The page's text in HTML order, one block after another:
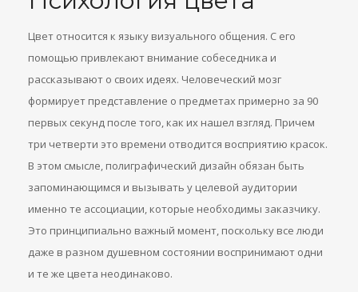
Цвет относится к языку визуального общения. С его
помощью привлекают внимание собеседника и
рассказывают о своих идеях. Человеческий мозг
формирует представление о предметах примерно за 90
первых секунд после того, как их нашел взгляд. Причем
три четверти это времени отводится восприятию красок.
В этом смысле, полиграфический дизайн обязан быть
запоминающимся и вызывать у целевой аудитории
именно те ассоциации, которые необходимы заказчику.
Это принципиально важный момент, поскольку все люди
даже в разном душевном состоянии воспринимают одни
и те же цвета неодинаково.